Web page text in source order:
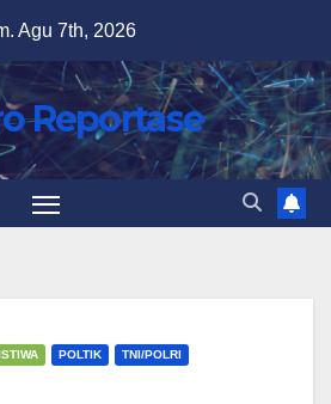
Agu 7th, 2026
Reportase
POLTIK TNI/POLRI